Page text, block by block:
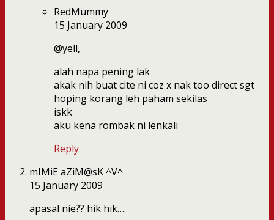
RedMummy
15 January 2009
@yell,
alah napa pening lak
akak nih buat cite ni coz x nak too direct sgt
hoping korang leh paham sekilas
iskk
aku kena rombak ni lenkali
Reply
mIMiE aZiM@sK ^V^
15 January 2009
apasal nie?? hik hik….